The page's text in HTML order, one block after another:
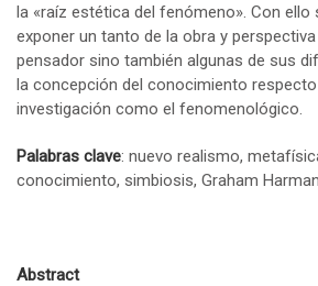
la «raíz estética del fenómeno». Con ello
exponer un tanto de la obra y
pensador sino también algunas de sus
la concepción del conocimiento
investigación como el fenomenológico.
Palabras clave: nuevo realismo,
conocimiento, simbiosis, Graham
Abstract